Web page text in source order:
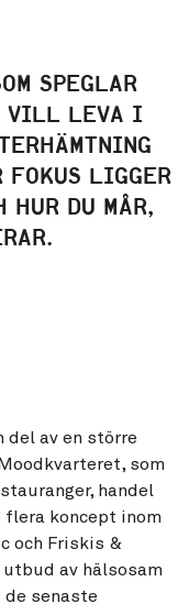
SPEGLAR
VILL LEVA I
FOKUS LIGGER
HUR DU MÅR,
del av en större
som
handel
koncept inom
och Friskis &
av hälsosam
de senaste